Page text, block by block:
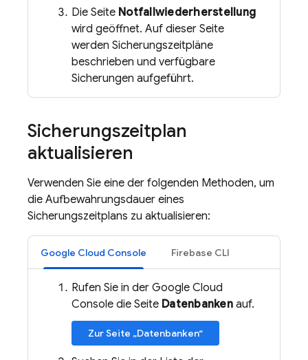
Die Seite Notfallwiederherstellung
wird geöffnet. Auf dieser Seite
werden Sicherungszeitpläne
beschrieben und verfügbare
Sicherungen aufgeführt.
Sicherungszeitplan
aktualisieren
Verwenden Sie eine der folgenden Methoden, um
die Aufbewahrungsdauer eines
Sicherungszeitplans zu aktualisieren:
Google Cloud Console Firebase CLI
Rufen Sie in der Google Cloud
Console die Seite Datenbankenauf.
Zur Seite „Datenbanken“